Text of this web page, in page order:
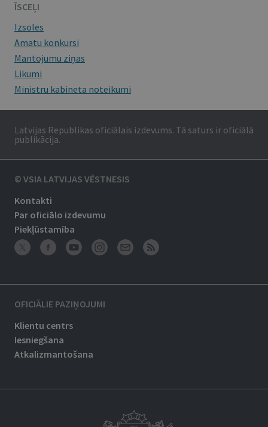
ĪSCEĻI
Izsoles
Amatu konkursi
Mantojumu ziņas
Likumi
Ministru kabineta noteikumi
Latvijas Republikas oficiālais izdevums. Tā saturs ir oficiālā
publikācija.
© VSIA LATVIJAS VĒSTNESIS
Kontakti
Par oficiālo izdevumu
Piekļūstamība
OFICIĀLIE PAZIŅOJUMI
Klientu centrs
Iesniegšana
Atkalizmantošana